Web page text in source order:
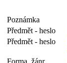
Poznámka
Předmět - heslo
Předmět - heslo
Forma, žánr